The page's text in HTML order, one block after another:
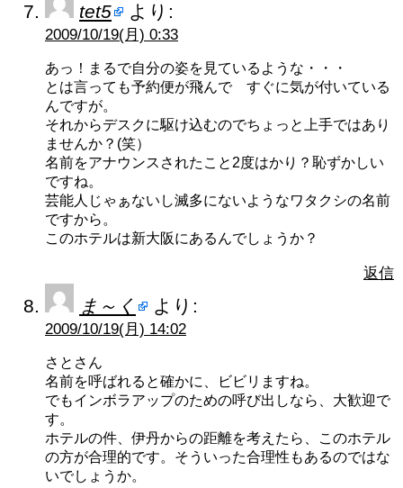
tet5 より:
2009/10/19(月) 0:33
あっ！まるで自分の姿を見ているような・・・
とは言っても予約便が飛んで すぐに気が付いている
んですが。
それからデスクに駆け込むのでちょっと上手ではあり
ませんか？(笑）
名前をアナウンスされたこと2度はかり？恥ずかしい
ですね。
芸能人じゃぁないし滅多にないようなワタクシの名前
ですから。
このホテルは新大阪にあるんでしょうか？
返信
ま～く より:
2009/10/19(月) 14:02
さとさん
名前を呼ばれると確かに、ビビリますね。
でもインボラアップのための呼び出しなら、大歓迎で
す。
ホテルの件、伊丹からの距離を考えたら、このホテル
の方が合理的です。そういった合理性もあるのではな
いでしょうか。